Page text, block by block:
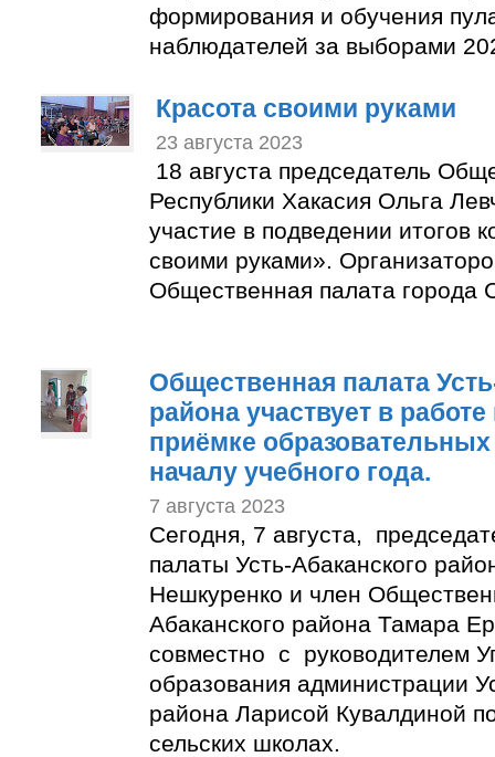
формирования и обучения
наблюдателей за выборами
Красота своими руками
23 августа 2023
18 августа председатель
Республики Хакасия Ольга
участие в подведении итогов
своими руками».
Общественная палата города
Общественная палата
района участвует в
приёмке образовательных
началу учебного года.
7 августа 2023
Сегодня, 7 августа,
палаты Усть-Абаканского
Нешкуренко и член
Абаканского района Тамара
совместно с руководителем
образования администрации
района Ларисой Кувалдиной
сельских школах.